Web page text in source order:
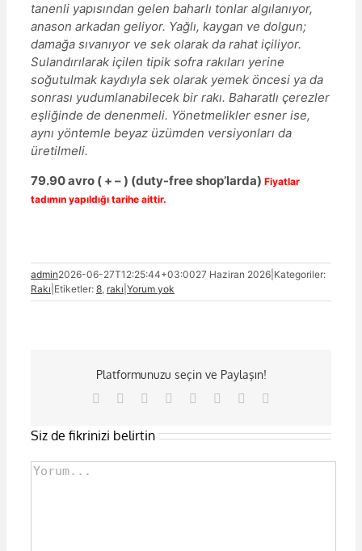
tanenli yapısından gelen baharlı tonlar algılanıyor,
anason arkadan geliyor. Yağlı, kaygan ve dolgun;
damağa sıvanıyor ve sek olarak da rahat içiliyor.
Sulandırılarak içilen tipik sofra rakıları yerine
soğutulmak kaydıyla sek olarak yemek öncesi ya da
sonrası yudumlanabilecek bir rakı. Baharatlı çerezler
eşliğinde de denenmeli. Yönetmelikler esner ise,
aynı yöntemle beyaz üzümden versiyonları da
üretilmeli.
79.90 avro ( + – ) (duty-free shop’larda) Fiyatlar
tadımın yapıldığı tarihe aittir.
admin2026-06-27T12:25:44+03:0027 Haziran 2026 Kategoriler:
Rakı Etiketler: 8, rakı Yorum yok
Platformunuzu seçin ve Paylaşın!
Facebook Reddit LinkedIn
TumblrPinterest
Siz de fikrinizi belirtin
Comment